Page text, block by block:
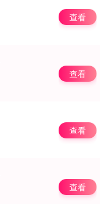
查看
查看
查看
查看